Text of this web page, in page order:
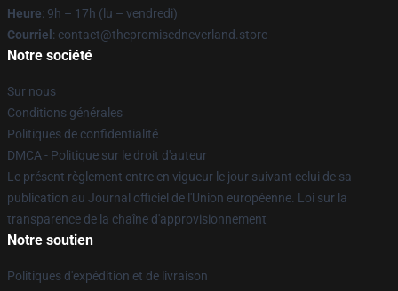
Heure: 9h – 17h (lu – vendredi)
Courriel : contact@thepromisedneverland.store
Notre société
Sur nous
Conditions générales
Politiques de confidentialité
DMCA - Politique sur le droit d'auteur
Le présent règlement entre en vigueur le jour suivant celui de sa
publication au Journal officiel de l'Union européenne. Loi sur la
transparence de la chaîne d'approvisionnement
Notre soutien
Politiques d'expédition et de livraison